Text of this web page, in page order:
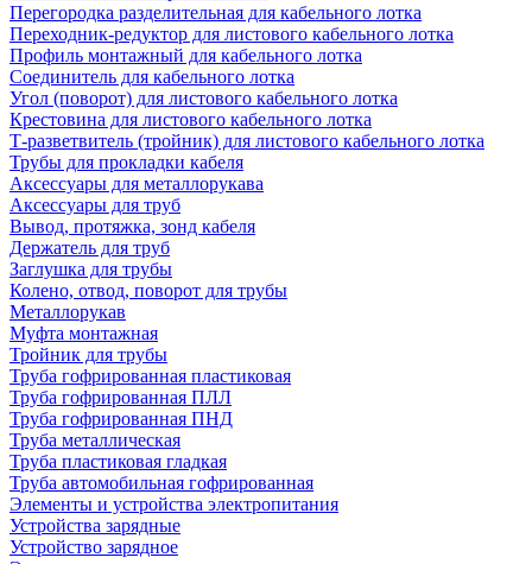
Перегородка разделительная для кабельного лотка
Переходник-редуктор для листового кабельного лотка
Профиль монтажный для кабельного лотка
Соединитель для кабельного лотка
Угол (поворот) для листового кабельного лотка
Крестовина для листового кабельного лотка
Т-разветвитель (тройник) для листового кабельного лотка
Трубы для прокладки кабеля
Аксессуары для металлорукава
Аксессуары для труб
Вывод, протяжка, зонд кабеля
Держатель для труб
Заглушка для трубы
Колено, отвод, поворот для трубы
Металлорукав
Муфта монтажная
Тройник для трубы
Труба гофрированная пластиковая
Труба гофрированная ПЛЛ
Труба гофрированная ПНД
Труба металлическая
Труба пластиковая гладкая
Труба автомобильная гофрированная
Элементы и устройства электропитания
Устройства зарядные
Устройство зарядное